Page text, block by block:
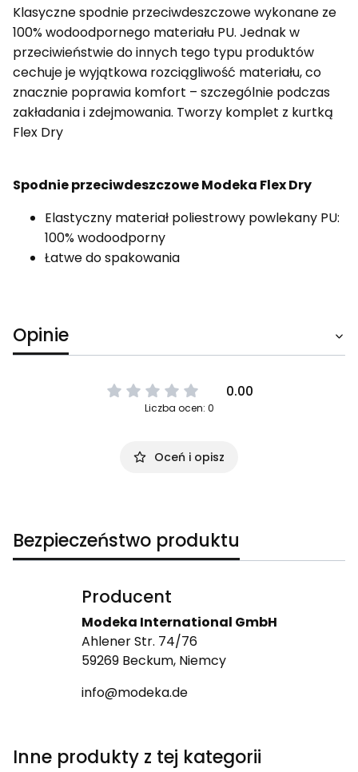
Klasyczne spodnie przeciwdeszczowe wykonane ze
100% wodoodpornego materiału PU. Jednak w
przeciwieństwie do innych tego typu produktów
cechuje je wyjątkowa rozciągliwość materiału, co
znacznie poprawia komfort – szczególnie podczas
zakładania i zdejmowania. Tworzy komplet z kurtką
Flex Dry
Spodnie przeciwdeszczowe Modeka Flex Dry
Elastyczny materiał poliestrowy powlekany PU:
100% wodoodporny
Łatwe do spakowania
Opinie
0.00
Liczba ocen: 0
Oceń i opisz
Bezpieczeństwo produktu
Producent
Modeka International GmbH
Ahlener Str. 74/76
59269 Beckum, Niemcy
info@modeka.de
Inne produkty z tej kategorii